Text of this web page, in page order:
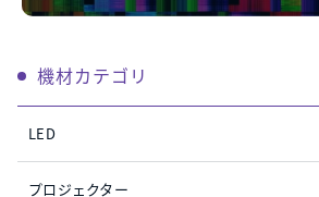
機材カテゴリ
LED
プロジェクター